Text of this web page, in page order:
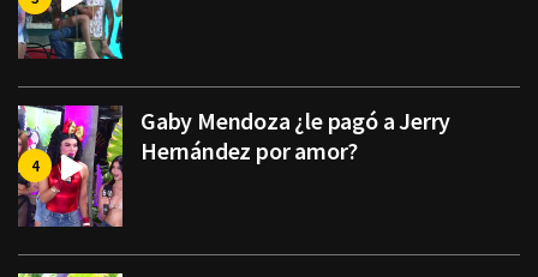
Gaby Mendoza ¿le pagó a Jerry
Hernández por amor?